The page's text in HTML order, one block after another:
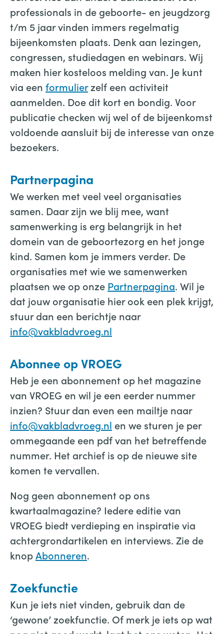
professionals in de geboorte- en jeugdzorg
t/m 5 jaar vinden immers regelmatig
bijeenkomsten plaats. Denk aan lezingen,
congressen, studiedagen en webinars. Wij
maken hier kosteloos melding van. Je kunt
via een formulierzelf een activiteit
aanmelden. Doe dit kort en bondig. Voor
publicatie checken wij wel of de bijeenkomst
voldoende aansluit bij de interesse van onze
bezoekers.
Partnerpagina
We werken met veel veel organisaties
samen. Daar zijn we blij mee, want
samenwerking is erg belangrijk in het
domein van de geboortezorg en het jonge
kind. Samen kom je immers verder. De
organisaties met wie we samenwerken
plaatsen we op onze Partnerpagina. Wil je
dat jouw organisatie hier ook een plek krijgt,
stuur dan een berichtje naar
info@vakbladvroeg.nl
Abonnee op VROEG
Heb je een abonnement op het magazine
van VROEG en wil je een eerder nummer
inzien? Stuur dan even een mailtje naar
info@vakbladvroeg.nl en we sturen je per
ommegaande een pdf van het betreffende
nummer. Het archief is op de nieuwe site
komen te vervallen.
Nog geen abonnement op ons
kwartaalmagazine? Iedere editie van
VROEG biedt verdieping en inspiratie via
achtergrondartikelen en interviews. Zie de
knopAbonneren.
Zoekfunctie
Kun je iets niet vinden, gebruik dan de
‘gewone’ zoekfunctie. Of merk je iets op wat